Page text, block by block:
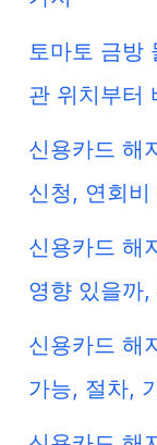
토마토 금방
관 위치부터
신용카드 해
신청, 연회비
신용카드 해
영향 있을까
신용카드 해
가능, 절차,